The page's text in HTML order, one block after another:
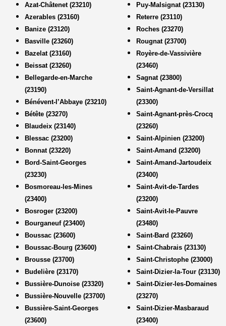
Azat-Châtenet (23210)
Azerables (23160)
Banize (23120)
Basville (23260)
Bazelat (23160)
Beissat (23260)
Bellegarde-en-Marche
(23190)
Bénévent-l’Abbaye (23210)
Bétête (23270)
Blaudeix (23140)
Blessac (23200)
Bonnat (23220)
Bord-Saint-Georges
(23230)
Bosmoreau-les-Mines
(23400)
Bosroger (23200)
Bourganeuf (23400)
Boussac (23600)
Boussac-Bourg (23600)
Brousse (23700)
Budelière (23170)
Bussière-Dunoise (23320)
Bussière-Nouvelle (23700)
Bussière-Saint-Georges
(23600)
Puy-Malsignat (23130)
Reterre (23110)
Roches (23270)
Rougnat (23700)
Royère-de-Vassivière
(23460)
Sagnat (23800)
Saint-Agnant-de-Versillat
(23300)
Saint-Agnant-près-Crocq
(23260)
Saint-Alpinien (23200)
Saint-Amand (23200)
Saint-Amand-Jartoudeix
(23400)
Saint-Avit-de-Tardes
(23200)
Saint-Avit-le-Pauvre
(23480)
Saint-Bard (23260)
Saint-Chabrais (23130)
Saint-Christophe (23000)
Saint-Dizier-la-Tour (23130)
Saint-Dizier-les-Domaines
(23270)
Saint-Dizier-Masbaraud
(23400)